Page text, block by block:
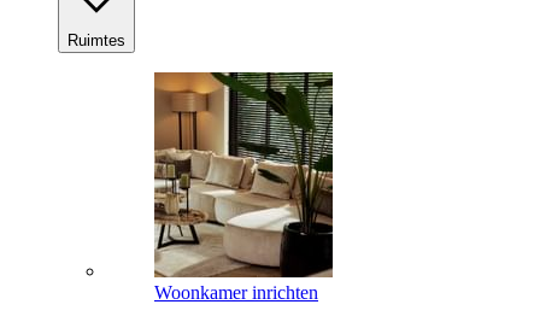
Ruimtes
Woonkamer inrichten